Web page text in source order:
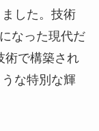
した。技術
なった現代だ
術で構築され
な特別な輝